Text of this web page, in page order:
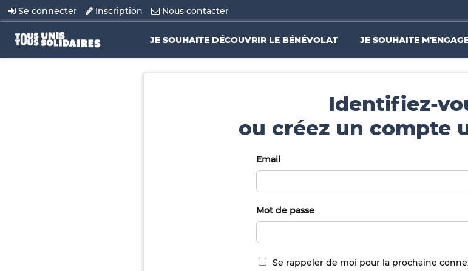
Se connecter Inscription Nous contacter
JE SOUHAITE DÉCOUVRIR LE BÉNÉVOLAT JE SOUHAITE
Identifiez-
ou créez un compte
Email
Mot de passe
Se rappeler de moi pour la prochaine